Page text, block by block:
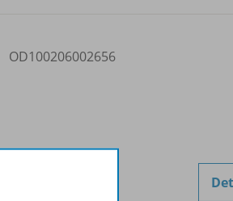
OD100206002656